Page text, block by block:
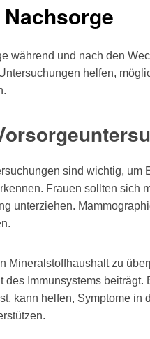
während und nach den
helfen,
sind wichtig, um
Frauen sollten sich
unterziehen.
Mineralstoffhaushalt zu
des Immunsystems
kann helfen, Symptome in